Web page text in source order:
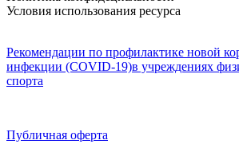
Условия использования ресурса
Рекомендации по профилактике новой
инфекции (COVID-19)в учреждениях
спорта
Публичная оферта